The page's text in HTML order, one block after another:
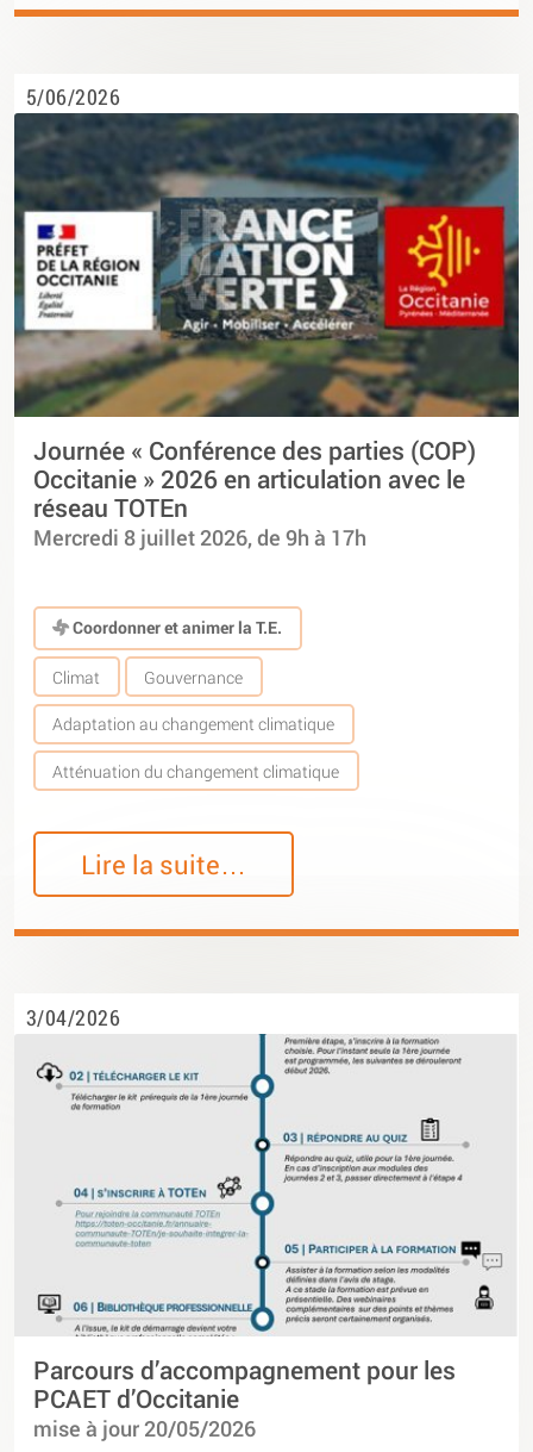
5/06/2026
Journée « Conférence des parties (COP)
Occitanie » 2026 en articulation avec le
réseau TOTEn
Mercredi 8 juillet 2026, de 9h à 17h
Coordonner et animer la T.E.
Climat Gouvernance
Adaptation au changement climatique
Atténuation du changement climatique
Lire la suite…
3/04/2026
Parcours d’accompagnement pour les
PCAET d’Occitanie
mise à jour 20/05/2026